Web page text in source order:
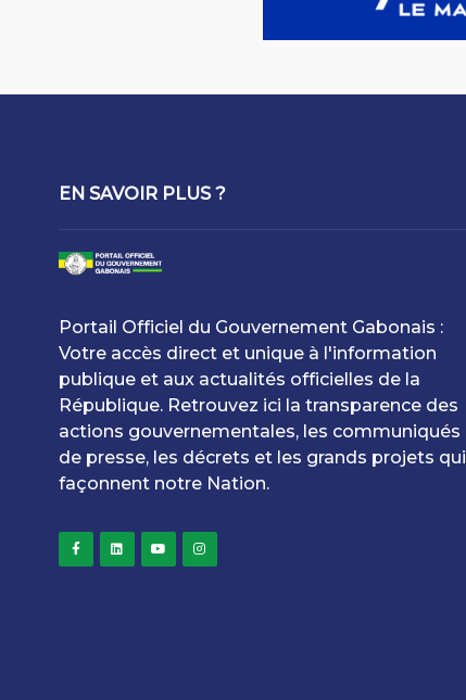
EN SAVOIR PLUS ?
Portail Officiel du Gouvernement Gabonais :
Votre accès direct et unique à l'information
publique et aux actualités officielles de la
République. Retrouvez ici la transparence des
actions gouvernementales, les communiqués
de presse, les décrets et les grands projets qui
façonnent notre Nation.